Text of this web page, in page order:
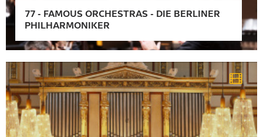
77 - FAMOUS ORCHESTRAS - DIE BERLINER
PHILHARMONIKER